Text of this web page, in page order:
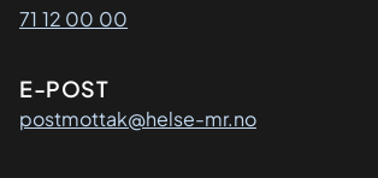
71 12 00 00
E-POST
postmottak@helse-mr.no